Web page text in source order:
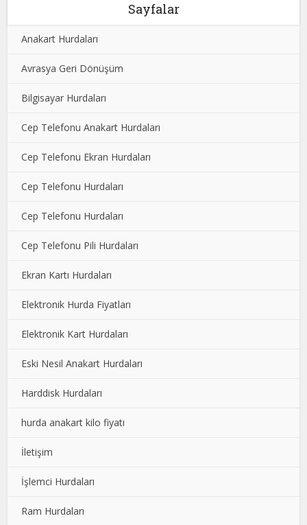
Sayfalar
Anakart Hurdaları
Avrasya Geri Dönüşüm
Bilgisayar Hurdaları
Cep Telefonu Anakart Hurdaları
Cep Telefonu Ekran Hurdaları
Cep Telefonu Hurdaları
Cep Telefonu Hurdaları
Cep Telefonu Pili Hurdaları
Ekran Kartı Hurdaları
Elektronik Hurda Fiyatları
Elektronik Kart Hurdaları
Eski Nesil Anakart Hurdaları
Harddisk Hurdaları
hurda anakart kilo fiyatı
İletişim
İşlemci Hurdaları
Ram Hurdaları